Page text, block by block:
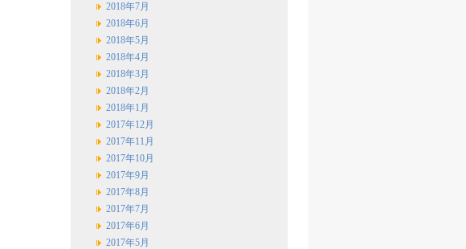
2018年7月
2018年6月
2018年5月
2018年4月
2018年3月
2018年2月
2018年1月
2017年12月
2017年11月
2017年10月
2017年9月
2017年8月
2017年7月
2017年6月
2017年5月